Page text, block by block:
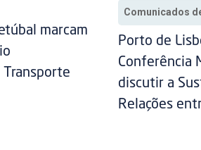
marcam
Transporte
Comunicados
Porto de
Conferência
discutir a
Relações